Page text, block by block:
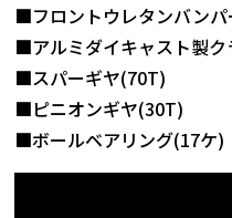
■フロントウレタンバン
■アルミダイキャスト製
■スパーギヤ(70T)
■ピニオンギヤ(30T)
■ボールベアリング(17ケ)